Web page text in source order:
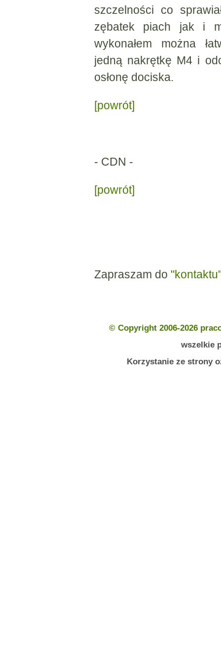
szczelności co
zębatek piach jak i
wykonałem można
jedną nakrętkę M4 i
osłonę dociska.
[powrót]
- CDN -
[powrót]
Zapraszam do
© Copyright 2006-2026
wszelkie
Korzystanie ze strony